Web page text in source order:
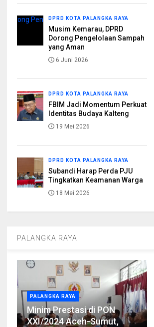
DPRD KOTA PALANGKA RAYA
Musim Kemarau, DPRD
Dorong Pengelolaan Sampah
yang Aman
6 Juni 2026
DPRD KOTA PALANGKA RAYA
FBIM Jadi Momentum Perkuat
Identitas Budaya Kalteng
19 Mei 2026
DPRD KOTA PALANGKA RAYA
Subandi Harap Perda PJU
Tingkatkan Keamanan Warga
18 Mei 2026
PALANGKA RAYA
PALANGKA RAYA
Minim Prestasi di PON
XXI/2024 Aceh-Sumut,